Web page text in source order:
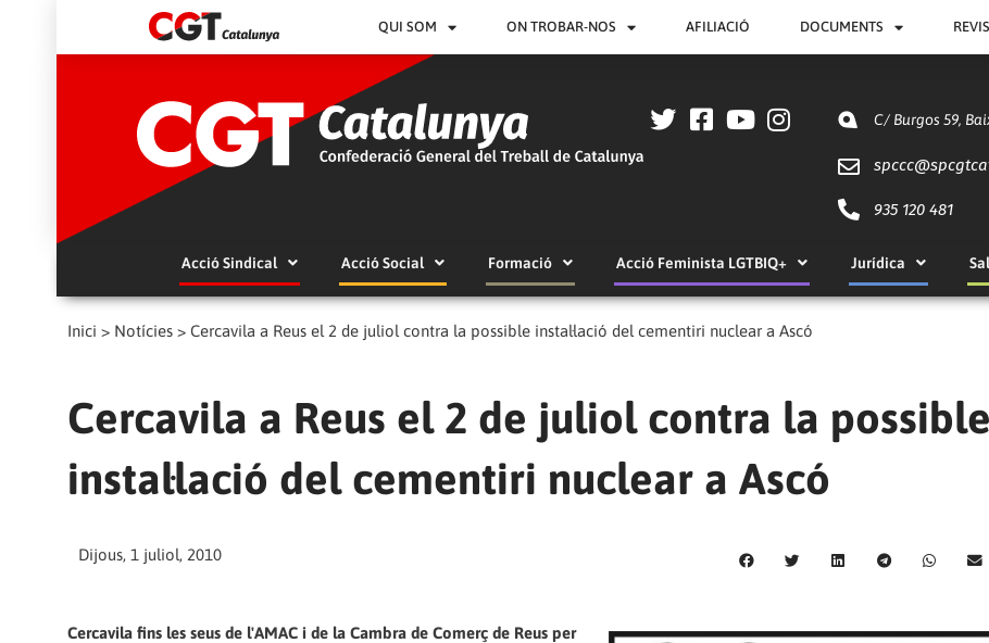
QUI SOM ON TROBAR-NOS AFILIACIÓ DOCUMENTS
C/ Burgos 59,
spccc@
935 120 481
Acció Sindical Acció Social Formació Acció Feminista LGTBIQ+ Jurídica
Inici > Notícies > Cercavila a Reus el 2 de juliol contra la possible instal·lació del cementiri nuclear a Ascó
Cercavila a Reus el 2 de juliol contra la possible
instal·lació del cementiri nuclear a Ascó
Dijous, 1 juliol, 2010
Cercavila fins les seus de l'AMAC i de la Cambra de Comerç de Reus per